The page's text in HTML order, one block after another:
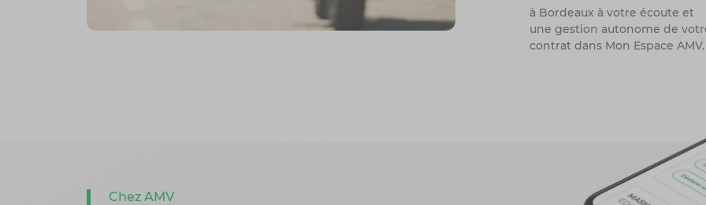
à Bordeaux à votre écoute et
une gestion autonome de
contrat dans Mon Espace AMV.
Chez AMV